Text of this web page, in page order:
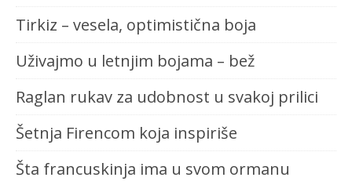
Tirkiz – vesela, optimistična boja
Uživajmo u letnjim bojama – bež
Raglan rukav za udobnost u svakoj prilici
Šetnja Firencom koja inspiriše
Šta francuskinja ima u svom ormanu